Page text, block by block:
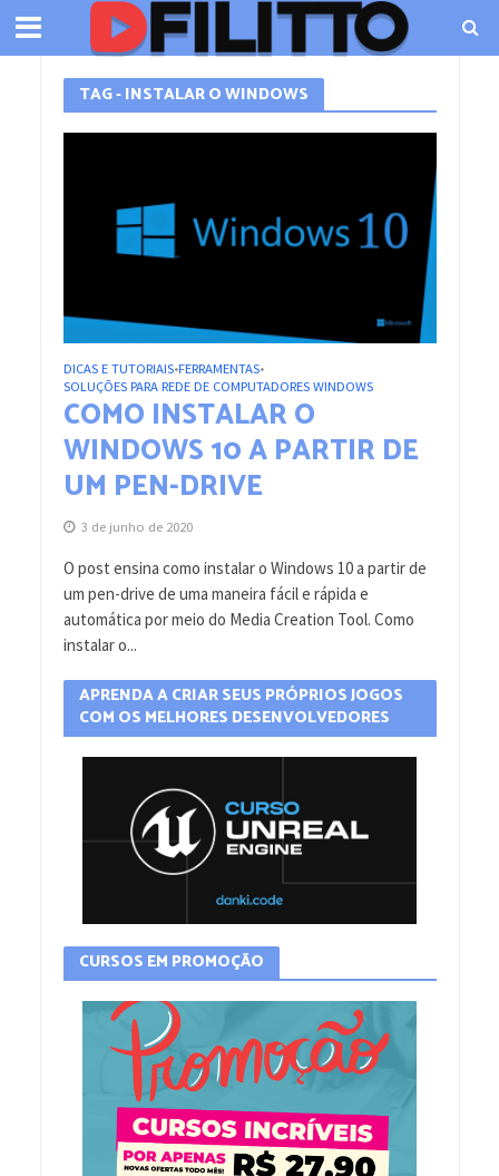
TAG - INSTALAR O WINDOWS
DICAS E TUTORIAIS•FERRAMENTAS•
SOLUÇÕES PARA REDE DE COMPUTADORES WINDOWS
COMO INSTALAR O
WINDOWS 10 A PARTIR DE
UM PEN-DRIVE
3 de junho de 2020
O post ensina como instalar o Windows 10 a partir de
um pen-drive de uma maneira fácil e rápida e
automática por meio do Media Creation Tool. Como
instalar o...
APRENDA A CRIAR SEUS PRÓPRIOS JOGOS
COM OS MELHORES DESENVOLVEDORES
CURSOS EM PROMOÇÃO